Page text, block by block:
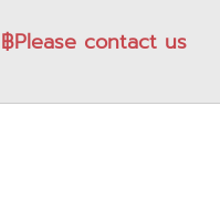
฿Please contact us